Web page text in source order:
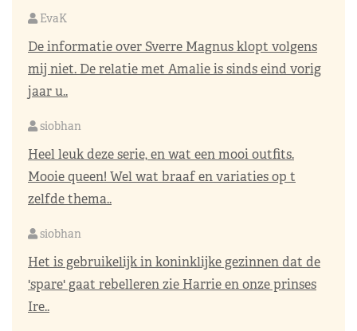
EvaK
De informatie over Sverre Magnus klopt volgens
mij niet. De relatie met Amalie is sinds eind vorig
jaar u..
siobhan
Heel leuk deze serie, en wat een mooi outfits.
Mooie queen! Wel wat braaf en variaties op t
zelfde thema..
siobhan
Het is gebruikelijk in koninklijke gezinnen dat de
'spare' gaat rebelleren zie Harrie en onze prinses
Ire..